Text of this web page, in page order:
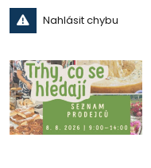
Nahlásit chybu